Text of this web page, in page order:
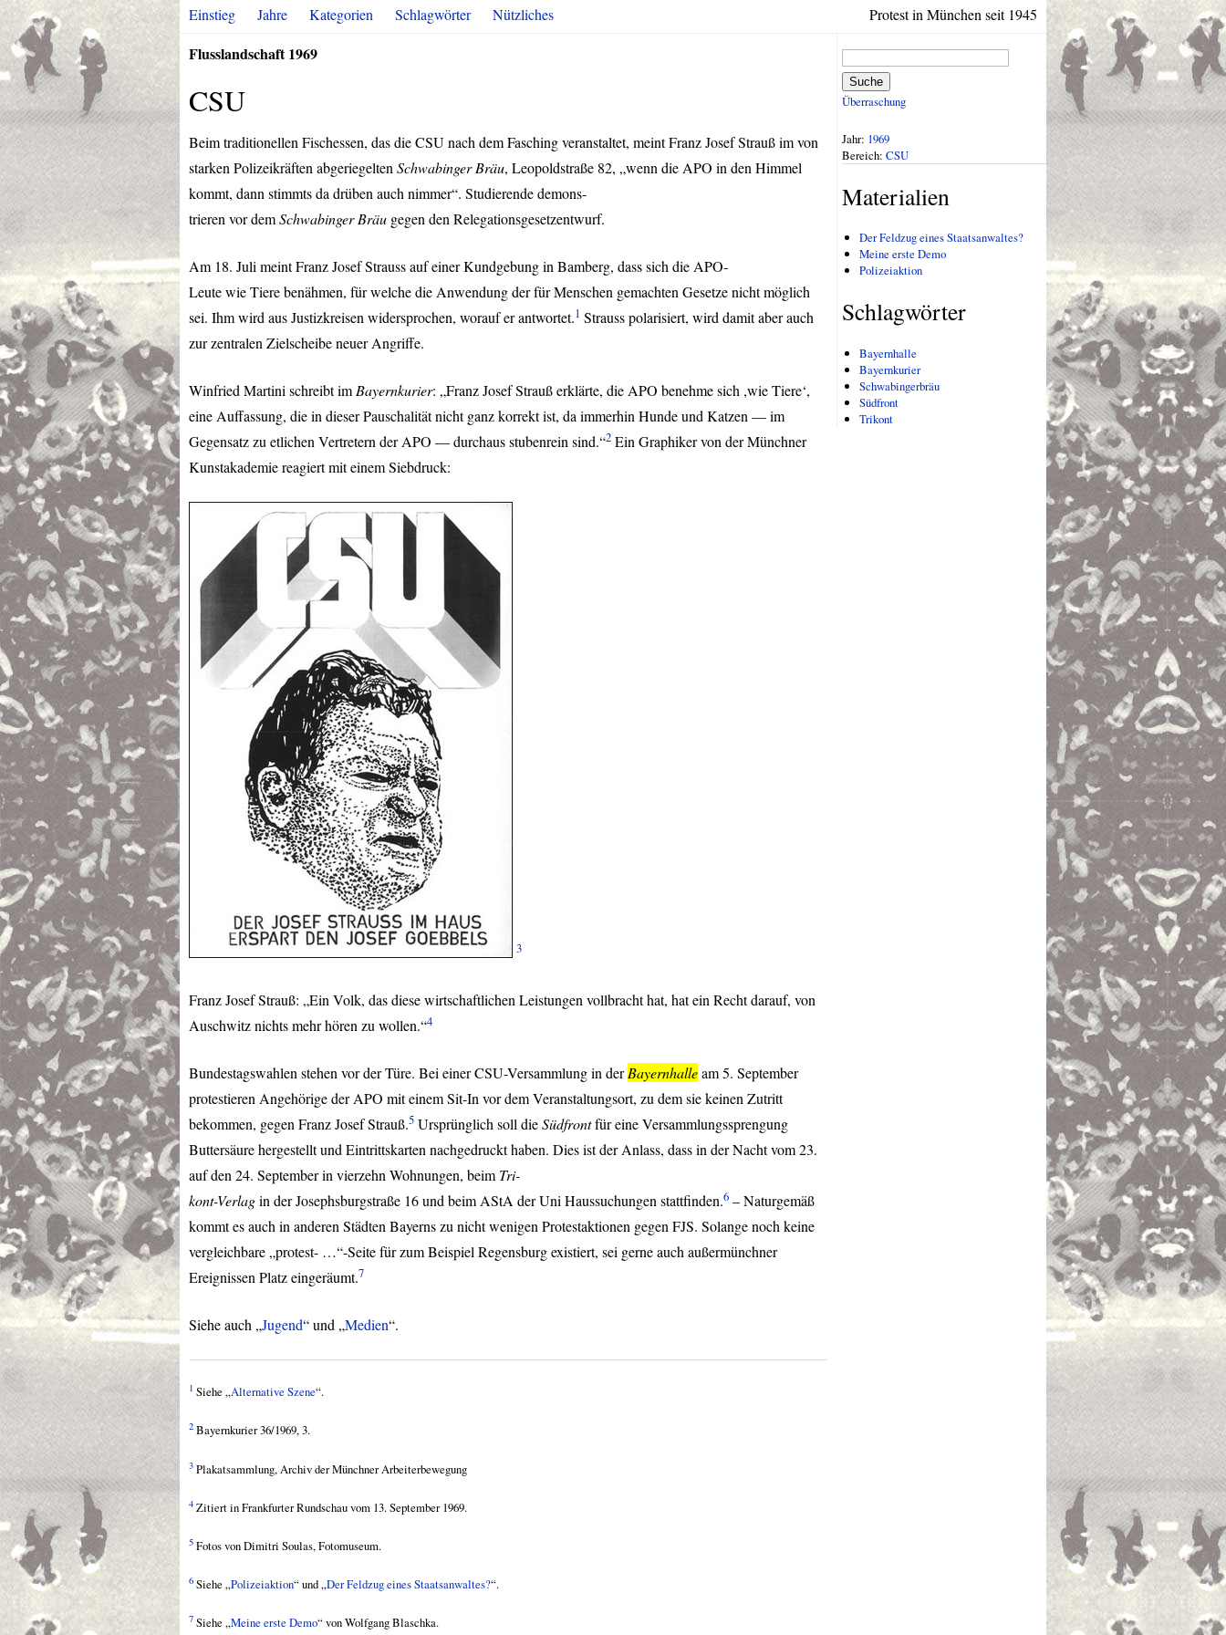
Protest in München seit 1945
Einstieg Jahre Kategorien Schlagwörter Nützliches
Flusslandschaft 1969
CSU
Beim traditionellen Fischessen, das dieCSUnach dem Fasching veranstaltet, meint Franz Josef Strauß im von
starken Polizeikräften abgeriegelten Schwabinger Bräu, Leopoldstraße 82, „wenn die APO in den Himmel
kommt, dann stimmts da drüben auch nimmer“. Studierende demons-
trieren vor demSchwabinger Bräu gegen den Relegationsgesetzentwurf.
Am 18. Juli meint Franz Josef Strauss auf einer Kundgebung in Bamberg, dass sich die APO-
Leute wie Tiere benähmen, für welche die Anwendung der für Menschen gemachten Gesetze nicht möglich
sei. Ihm wird aus Justizkreisen widersprochen, worauf er antwortet.1 Strauss polarisiert, wird damit aber auch
zur zentralen Zielscheibe neuer Angriffe.
Winfried Martini schreibt im Bayernkurier: „Franz Josef Strauß erklärte, die APO benehme sich ,wie Tiere‘,
eine Auffassung, die in dieser Pauschalität nicht ganz korrekt ist, da immerhin Hunde und Katzen — im
Gegensatz zu etlichen Vertretern derAPO — durchaus stubenrein sind.“2 Ein Graphiker von der Münchner
Kunstakademie reagiert mit einem Siebdruck:
3
Franz Josef Strauß: „Ein Volk, das diese wirtschaftlichen Leistungen vollbracht hat, hat ein Recht darauf, von
Auschwitz nichts mehr hören zu wollen.“4
Bundestagswahlen stehen vor der Türe. Bei einerCSU-Versammlung in derBayernhalleam 5. September
protestieren Angehörige derAPO mit einem Sit-In vor dem Veranstaltungsort, zu dem sie keinen Zutritt
bekommen, gegen Franz Josef Strauß.5 Ursprünglich soll dieSüdfrontfür eine Versammlungssprengung
Buttersäure hergestellt und Eintrittskarten nachgedruckt haben. Dies ist der Anlass, dass in der Nacht vom 23.
auf den 24. September in vierzehn Wohnungen, beim Tri-
kont-Verlagin der Josephsburgstraße 16 und beim AStA der Uni Haussuchungen stattfinden.6 – Naturgemäß
kommt es auch in anderen Städten Bayerns zu nicht wenigen Protestaktionen gegen FJS. Solange noch keine
vergleichbare „protest- …“-Seite für zum Beispiel Regensburg existiert, sei gerne auch außermünchner
Ereignissen Platz eingeräumt.7
Siehe auch „Jugend“ und „Medien“.
1 Siehe „Alternative Szene“.
2 Bayernkurier 36/1969, 3.
3 Plakatsammlung, Archiv der Münchner Arbeiterbewegung
4 Zitiert in Frankfurter Rundschau vom 13. September 1969.
5 Fotos von Dimitri Soulas, Fotomuseum.
6 Siehe „Polizeiaktion“ und „Der Feldzug eines Staatsanwaltes?“.
7 Siehe „Meine erste Demo“ von Wolfgang Blaschka.
Suche
Überraschung
Jahr: 1969
Bereich: CSU
Materialien
Der Feldzug eines Staatsanwaltes?
Meine erste Demo
Polizeiaktion
Schlagwörter
Bayernhalle
Bayernkurier
Schwabingerbräu
Südfront
Trikont